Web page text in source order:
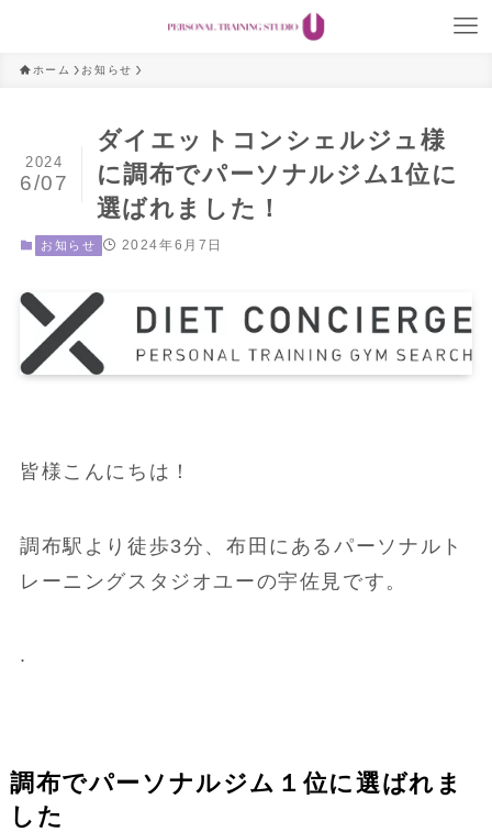
ホーム お知らせ
ダイエットコンシェルジュ様
に調布でパーソナルジム1位に
選ばれました！
2024
6/07
お知らせ 2024年6月7日
皆様こんにちは！
調布駅より徒歩3分、布田にあるパーソナルト
レーニングスタジオユーの宇佐見です。
.
調布でパーソナルジム１位に選ばれま
した